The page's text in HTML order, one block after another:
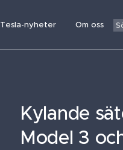
Tesla-nyheter Om oss
Kylande
Model 3